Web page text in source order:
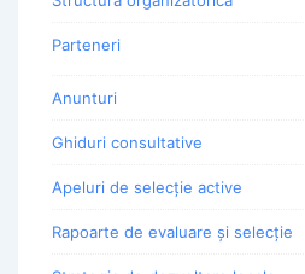
Parteneri
Anunturi
Ghiduri consultative
Apeluri de selecție active
Rapoarte de evaluare și selecție